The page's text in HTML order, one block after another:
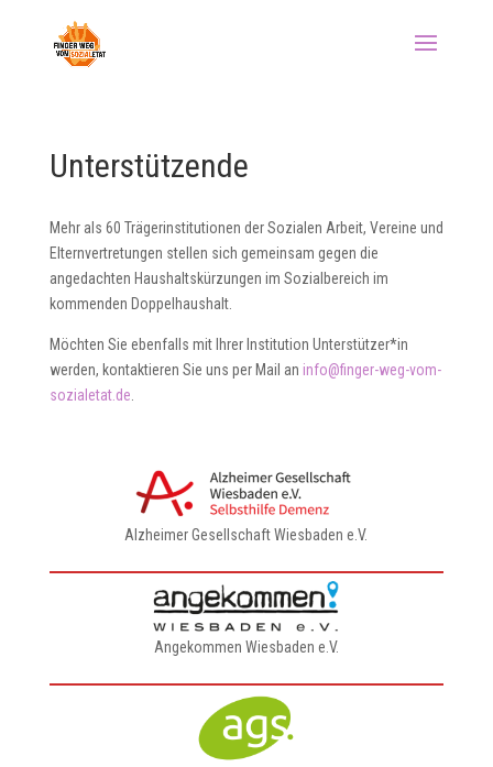
Unterstützende
Mehr als 60 Trägerinstitutionen der Sozialen Arbeit, Vereine und
Elternvertretungen stellen sich gemeinsam gegen die
angedachten Haushaltskürzungen im Sozialbereich im
kommenden Doppelhaushalt.
Möchten Sie ebenfalls mit Ihrer Institution Unterstützer*in
werden, kontaktieren Sie uns per Mail an info@finger-weg-vom-
sozialetat.de
Alzheimer Gesellschaft Wiesbaden e.V.
Angekommen Wiesbaden e.V.